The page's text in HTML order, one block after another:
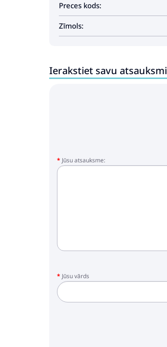
Preces kods:
Zīmols:
Ierakstiet savu atsauksmi
Jūsu atsauksme:
Jūsu vārds